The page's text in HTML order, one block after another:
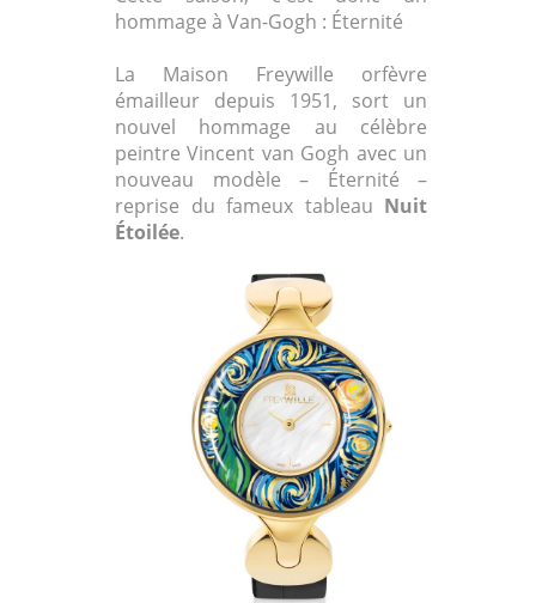
hommage à Van-Gogh : Éternité
La Maison Freywille orfèvre
émailleur depuis 1951, sort un
nouvel hommage au célèbre
peintre Vincent van Gogh avec un
nouveau modèle – Éternité –
reprise du fameux tableau Nuit
Étoilée.